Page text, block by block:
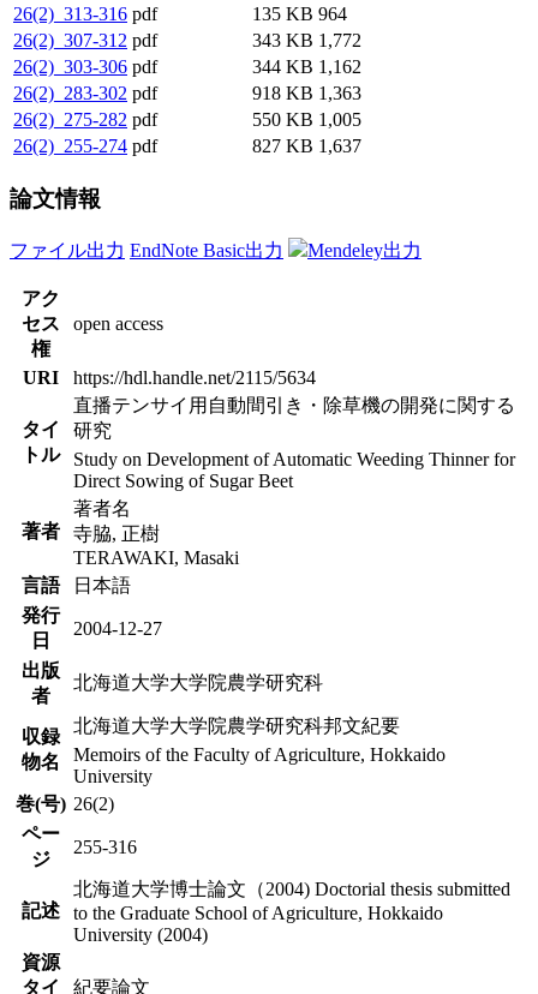
26(2)_313-316 pdf 135 KB 964
26(2)_307-312 pdf 343 KB 1,772
26(2)_303-306 pdf 344 KB 1,162
26(2)_283-302 pdf 918 KB 1,363
26(2)_275-282 pdf 550 KB 1,005
26(2)_255-274 pdf 827 KB 1,637
論文情報
ファイル出力 EndNote Basic出力 Mendeley出力
アク
セス
権
open access
URI https://hdl.handle.net/2115/5634
タイ
トル
直播テンサイ用自動間引き・除草機の開発に関する
研究
Study on Development of Automatic Weeding Thinner for
Direct Sowing of Sugar Beet
著者
著者名
寺脇, 正樹
TERAWAKI, Masaki
言語
日本語
発行
日
2004-12-27
出版
者
北海道大学大学院農学研究科
収録
物名
北海道大学大学院農学研究科邦文紀要
Memoirs of the Faculty of Agriculture, Hokkaido
University
巻(号) 26(2)
ペー
ジ
255-316
記述
北海道大学博士論文（2004) Doctorial thesis submitted
to the Graduate School of Agriculture, Hokkaido
University (2004)
資源
タイ
紀要論文